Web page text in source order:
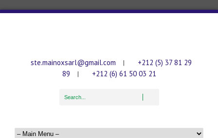
ste.mainoxsarl@gmail.com |
+212 (5) 37 81 29
89
| +212 (6) 61 50 03 21